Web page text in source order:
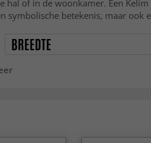
of in de woonkamer. Een
symbolische betekenis, maar ook
BREEDTE